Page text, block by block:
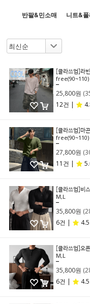
반팔&민소매 니트&
[클라쓰업]라
free(90~110)
25,800원
12건 |
[클라쓰업]마
free(90~110)
27,800원
11건 |
[클라쓰업]비
M,L
35,800원
6건 |
4.5
[클라쓰업]오
M,L
35,800원
6건 |
4.5